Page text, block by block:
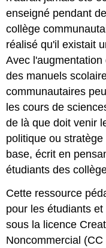
enseigné pendant
collège
réalisé qu'il existait
Avec
des manuels
communautaires
les cours de
de là que doit venir
politique ou
base, écrit en
étudiants des
Cette ressource
pour les étudiants
sous la licence
Noncommercial